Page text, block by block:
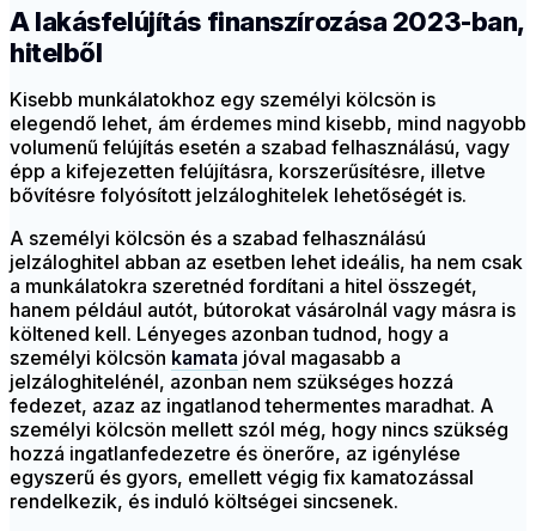
A lakásfelújítás finanszírozása 2023-ban,
hitelből
Kisebb munkálatokhoz egy személyi kölcsön is
elegendő lehet, ám érdemes mind kisebb, mind nagyobb
volumenű felújítás esetén a szabad felhasználású, vagy
épp a kifejezetten felújításra, korszerűsítésre, illetve
bővítésre folyósított jelzáloghitelek lehetőségét is.
A személyi kölcsön és a szabad felhasználású
jelzáloghitel abban az esetben lehet ideális, ha nem csak
a munkálatokra szeretnéd fordítani a hitel összegét,
hanem például autót, bútorokat vásárolnál vagy másra is
költened kell. Lényeges azonban tudnod, hogy a
személyi kölcsön kamata jóval magasabb a
jelzáloghitelénél, azonban nem szükséges hozzá
fedezet, azaz az ingatlanod tehermentes maradhat. A
személyi kölcsön mellett szól még, hogy nincs szükség
hozzá ingatlanfedezetre és önerőre, az igénylése
egyszerű és gyors, emellett végig fix kamatozással
rendelkezik, és induló költségei sincsenek.